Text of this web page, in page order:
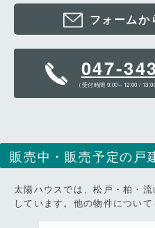
フォームか
047-
（受付時間 9:00～12:00 /
販売中・販売予定の戸
太陽ハウスでは、松戸・柏・
しています。他の物件について